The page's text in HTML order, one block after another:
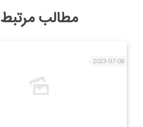
مطالب مرتبط
2023-07-08